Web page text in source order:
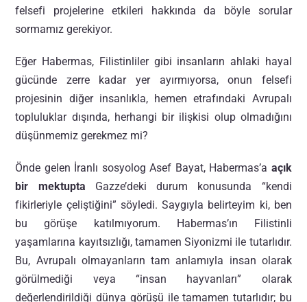
felsefi projelerine etkileri hakkında da böyle sorular
sormamız gerekiyor.
Eğer Habermas, Filistinliler gibi insanların ahlaki hayal
gücünde zerre kadar yer ayırmıyorsa, onun felsefi
projesinin diğer insanlıkla, hemen etrafındaki Avrupalı
topluluklar dışında, herhangi bir ilişkisi olup olmadığını
düşünmemiz gerekmez mi?
Önde gelen İranlı sosyolog Asef Bayat, Habermas’a açık
bir mektupta Gazze’deki durum konusunda “kendi
fikirleriyle çeliştiğini” söyledi. Saygıyla belirteyim ki, ben
bu görüşe katılmıyorum. Habermas’ın Filistinli
yaşamlarına kayıtsızlığı, tamamen Siyonizmi ile tutarlıdır.
Bu, Avrupalı olmayanların tam anlamıyla insan olarak
görülmediği veya “insan hayvanları” olarak
değerlendirildiği dünya görüşü ile tamamen tutarlıdır; bu